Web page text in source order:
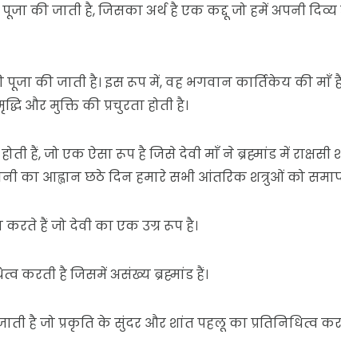
की जाती है, जिसका अर्थ है एक कद्दू जो हमें अपनी दिव्य
पूजा की जाती है। इस रूप में, वह भगवान कार्तिकेय की माँ
और मुक्ति की प्रचुरता होती है।
हैं, जो एक ऐसा रूप है जिसे देवी माँ ने ब्रह्मांड में
का आह्वान छठे दिन हमारे सभी आंतरिक शत्रुओं को
करते हैं जो देवी का एक उग्र रूप है।
करती है जिसमें असंख्य ब्रह्मांड हैं।
है जो प्रकृति के सुंदर और शांत पहलू का प्रतिनिधित्व